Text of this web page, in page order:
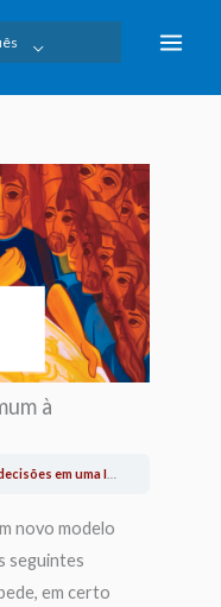
à
Discernimento comum e tomada de decisões em uma Igreja sinodal.
novo modelo
seguintes
em certo